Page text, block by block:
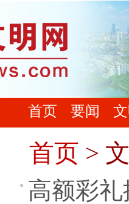
首页 要闻
首页 >
高额彩